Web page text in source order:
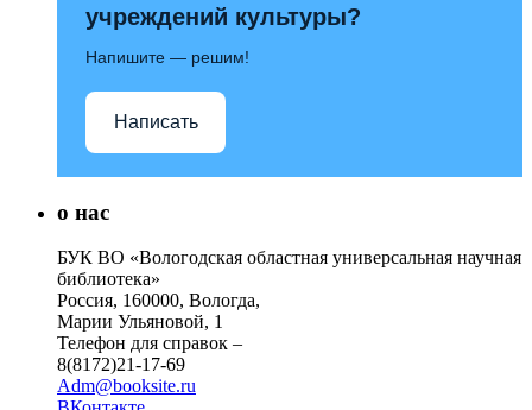
учреждений культуры?
Напишите — решим!
Написать
о нас
БУК ВО «Вологодская областная универсальная научная
библиотека»
Россия, 160000, Вологда,
Марии Ульяновой, 1
Телефон для справок –
8(8172)21-17-69
Adm@booksite.ru